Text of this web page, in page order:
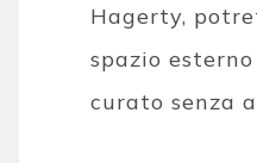
Hagerty,
spazio
curato senza